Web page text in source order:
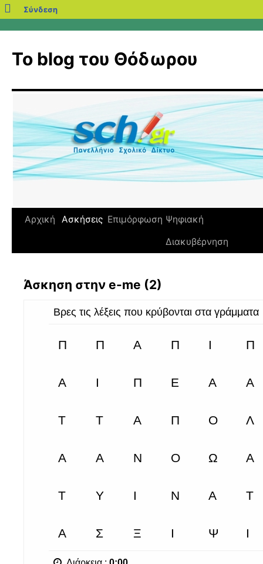
blogs.sch.gr
Σύνδεση
περιεχόμενο
Το blog του Θόδωρου
Αρχική Ασκήσεις Επιμόρφωση Ψηφιακή
Διακυβέρνηση
Άσκηση στην e-me (2)